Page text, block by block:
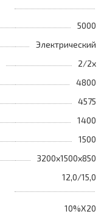
5000
Электрический
2/2x
4800
4575
1400
1500
3200x1500x850
12,0/15,0
10%Х20